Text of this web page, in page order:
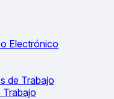
Electrónico
de Trabajo
Trabajo